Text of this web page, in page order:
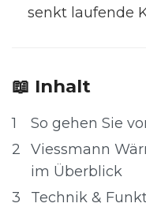
senkt laufende
📖 Inhalt
1
So gehen Sie
2
Viessmann
im Überblick
3
Technik &